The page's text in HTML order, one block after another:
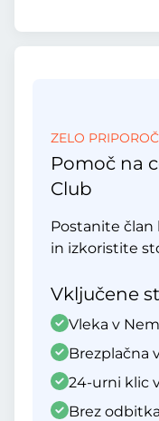
ZELO
Pomoč na
Club
Postanite
in izkoristite
Vključene
Vleka v
Brezplačna
24-urni klic
Brez odbitka